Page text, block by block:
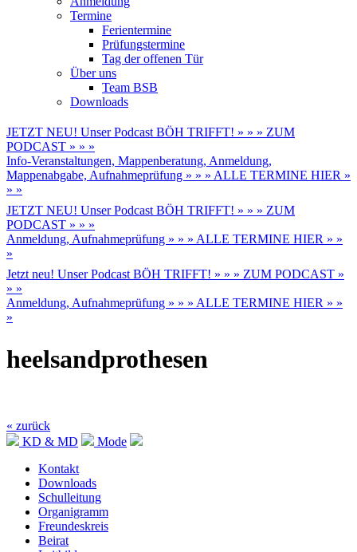
Termine
Ferientermine
Prüfungstermine
Tag der offenen Tür
Über uns
Team BSB
Downloads
JETZT NEU! Unser Podcast BÖH TRIFFT! » » » ZUM
PODCAST » » »
Info-Veranstaltungen, Mappenberatung, Anmeldung,
Mappenabgabe, Aufnahmeprüfung » » » ALLE TERMINE HIER »
» »
JETZT NEU! Unser Podcast BÖH TRIFFT! » » » ZUM
PODCAST » » »
Anmeldung, Aufnahmeprüfung » » » ALLE TERMINE HIER » »
»
Jetzt neu! Unser Podcast BÖH TRIFFT! » » » ZUM PODCAST »
» »
Anmeldung, Aufnahmeprüfung » » » ALLE TERMINE HIER » »
»
heelsandprothesen
« zurück
KD & MD
Mode
Kontakt
Downloads
Schulleitung
Organigramm
Freundeskreis
Beirat